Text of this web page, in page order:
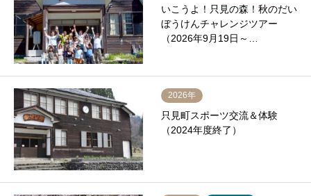
いこうよ！只見の森！秋のだい
ぼうけんチャレンジツアー
（2026年9月19日～…
2026年
只見町スポーツ交流＆体験
（2024年度終了）